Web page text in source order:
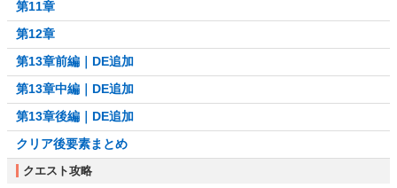
第11章
第12章
第13章前編｜DE追加
第13章中編｜DE追加
第13章後編｜DE追加
クリア後要素まとめ
クエスト攻略